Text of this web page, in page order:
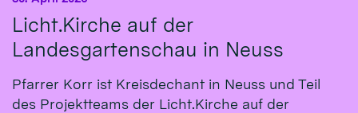
Licht.Kirche auf der
Landesgartenschau in Neuss
Pfarrer Korr ist Kreisdechant in Neuss und Teil
des Projektteams der Licht.Kirche auf der